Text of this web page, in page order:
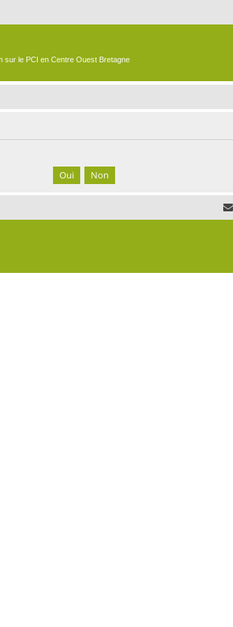
sur le PCI en Centre Ouest Bretagne